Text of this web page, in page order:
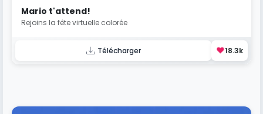
Mario t'attend!
Rejoins la fête virtuelle colorée
Télécharger ❤️18.3k